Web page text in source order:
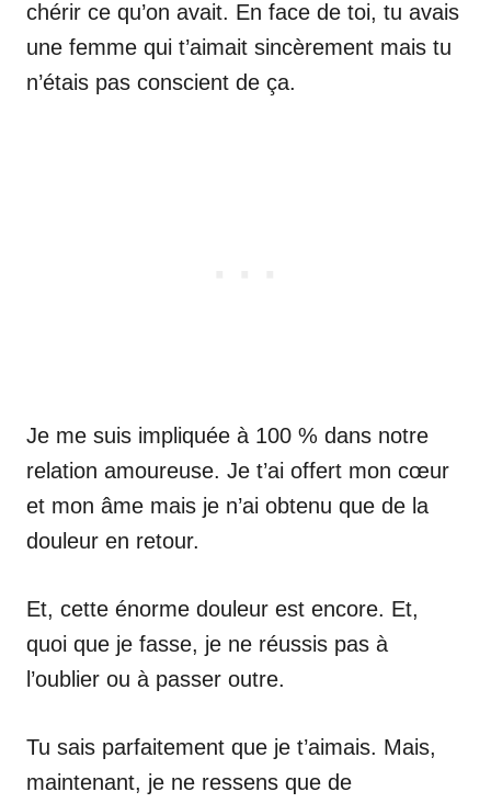
chérir ce qu’on avait. En face de toi, tu avais
une femme qui t’aimait sincèrement mais tu
n’étais pas conscient de ça.
Je me suis impliquée à 100 % dans notre
relation amoureuse. Je t’ai offert mon cœur
et mon âme mais je n’ai obtenu que de la
douleur en retour.
Et, cette énorme douleur est encore. Et,
quoi que je fasse, je ne réussis pas à
l’oublier ou à passer outre.
Tu sais parfaitement que je t’aimais. Mais,
maintenant, je ne ressens que de